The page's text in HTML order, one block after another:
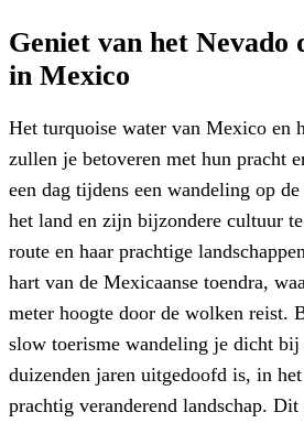
Geniet van het Nevado
in Mexico
Het turquoise water van Mexico en
zullen je betoveren met hun pracht
een dag tijdens een wandeling op
het land en zijn bijzondere cultuur
route en haar prachtige
hart van de Mexicaanse toendra,
meter hoogte door de wolken reist.
slow toerisme wandeling je dicht bij
duizenden jaren uitgedoofd is, in
prachtig veranderend landschap.